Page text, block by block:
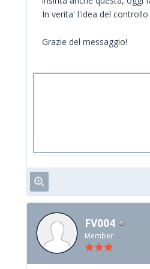
In verita' l'idea del
Grazie del messaggio!
FV004
Member